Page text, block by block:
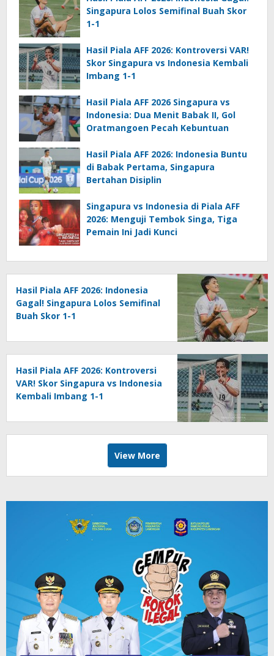
Singapura Lolos Semifinal Buah Skor
1-1
Hasil Piala AFF 2026: Kontroversi VAR!
Skor Singapura vs Indonesia Kembali
Imbang 1-1
Hasil Piala AFF 2026 Singapura vs
Indonesia: Dua Menit Babak II, Gol
Oratmangoen Pecah Kebuntuan
Hasil Piala AFF 2026: Indonesia Buntu
di Babak Pertama, Singapura
Bertahan Disiplin
Singapura vs Indonesia di Piala AFF
2026: Menguji Tembok Singa, Tiga
Pemain Ini Jadi Kunci
Hasil Piala AFF 2026: Indonesia
Gagal! Singapura Lolos Semifinal
Buah Skor 1-1
Hasil Piala AFF 2026: Kontroversi
VAR! Skor Singapura vs Indonesia
Kembali Imbang 1-1
View More